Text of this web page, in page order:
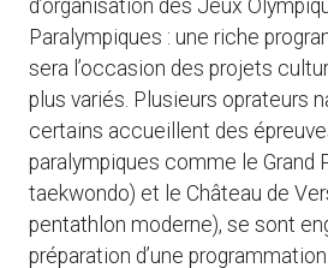
d’organisation des Jeux
Paralympiques : une riche
sera l’occasion des projets
plus variés. Plusieurs oprateurs
certains accueillent des
paralympiques comme le Grand
taekwondo) et le Château de
pentathlon moderne), se sont
préparation d’une